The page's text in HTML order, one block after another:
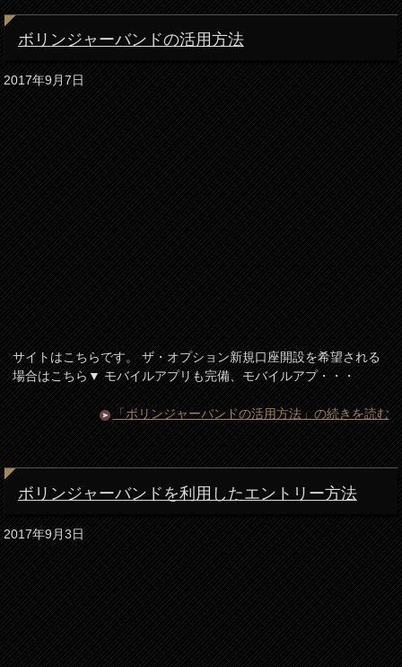
ボリンジャーバンドの活用方法
2017年9月7日
サイトはこちらです。 ザ・オプション新規口座開設を希望される
場合はこちら▼ モバイルアプリも完備、モバイルアプ・・・
「ボリンジャーバンドの活用方法」の続きを読む
ボリンジャーバンドを利用したエントリー方法
2017年9月3日